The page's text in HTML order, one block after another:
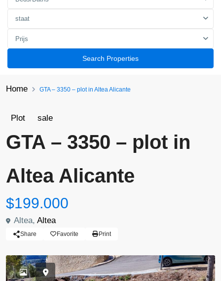
staat
Prijs
Search Properties
Home GTA – 3350 – plot in Altea Alicante
Plot sale
GTA – 3350 – plot in
Altea Alicante
$199.000
Altea, Altea
Share Favorite Print